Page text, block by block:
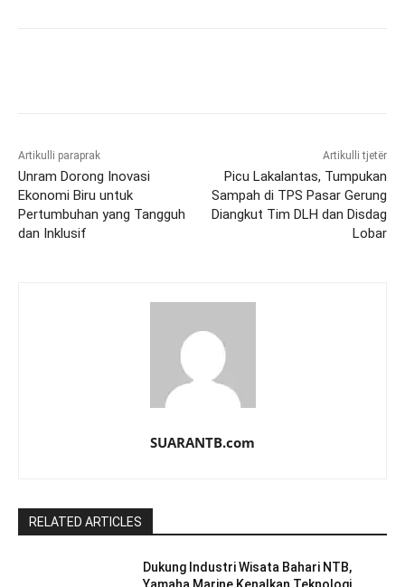
Artikulli paraprak
Unram Dorong Inovasi
Ekonomi Biru untuk
Pertumbuhan yang Tangguh
dan Inklusif
Artikulli tjetër
Picu Lakalantas, Tumpukan
Sampah di TPS Pasar Gerung
Diangkut Tim DLH dan Disdag
Lobar
SUARANTB.com
RELATED ARTICLES
Dukung Industri Wisata Bahari NTB,